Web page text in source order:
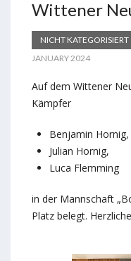
Wittener
NICHT KATEGORISIERT
JANUARY 2024
Auf dem Wittener
Kämpfer
Benjamin Hornig,
Julian Hornig,
Luca Flemming
in der Mannschaft
Platz belegt.